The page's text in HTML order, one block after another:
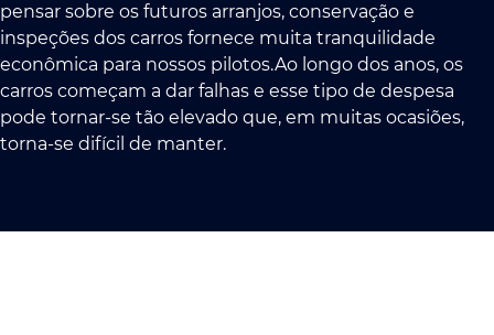
pensar sobre os futuros arranjos, conservação e
inspeções dos carros fornece muita tranquilidade
econômica para nossos pilotos.Ao longo dos anos, os
carros começam a dar falhas e esse tipo de despesa
pode tornar-se tão elevado que, em muitas ocasiões,
torna-se difícil de manter.